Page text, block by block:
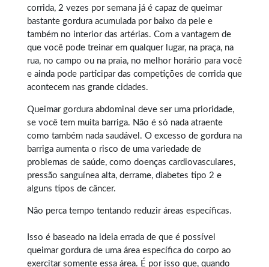
corrida, 2 vezes por semana já é capaz de queimar
bastante gordura acumulada por baixo da pele e
também no interior das artérias. Com a vantagem de
que você pode treinar em qualquer lugar, na praça, na
rua, no campo ou na praia, no melhor horário para você
e ainda pode participar das competições de corrida que
acontecem nas grande cidades.
Queimar gordura abdominal deve ser uma prioridade,
se você tem muita barriga. Não é só nada atraente
como também nada saudável. O excesso de gordura na
barriga aumenta o risco de uma variedade de
problemas de saúde, como doenças cardiovasculares,
pressão sanguínea alta, derrame, diabetes tipo 2 e
alguns tipos de câncer.
Não perca tempo tentando reduzir áreas específicas.
Isso é baseado na ideia errada de que é possível
queimar gordura de uma área específica do corpo ao
exercitar somente essa área. É por isso que, quando